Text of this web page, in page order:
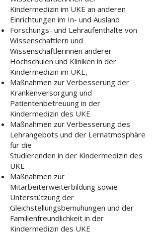
Kindermedizin im UKE an anderen
Einrichtungen im In- und Ausland
Forschungs- und Lehraufenthalte von
Wissenschaftlern und
Wissenschaftlerinnen anderer
Hochschulen und Kliniken in der
Kindermedizin im UKE,
Maßnahmen zur Verbesserung der
Krankenversorgung und
Patientenbetreuung in der
Kindermedizin des UKE
Maßnahmen zur Verbesserung des
Lehrangebots und der Lernatmosphäre
für die
Studierenden in der Kindermedizin des
UKE
Maßnahmen zur
Mitarbeiterweiterbildung sowie
Unterstützung der
Gleichstellungsbemühungen und der
Familienfreundlichkeit in der
Kindermedizin des UKE